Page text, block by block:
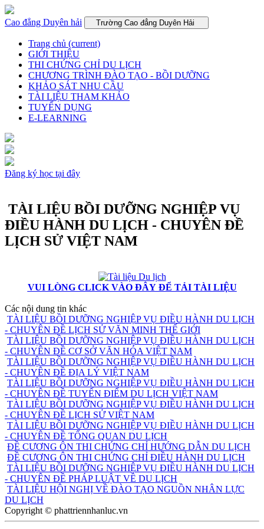
Cao đẳng Duyên hải Trường Cao đẳng Duyên Hải
Trang chủ (current)
GIỚI THIỆU
THI CHỨNG CHỈ DU LỊCH
CHƯƠNG TRÌNH ĐÀO TẠO - BỒI DƯỠNG
KHẢO SÁT NHU CẦU
TÀI LIỆU THAM KHẢO
TUYỂN DỤNG
E-LEARNING
Đăng ký học tại đây
TÀI LIỆU BỒI DƯỠNG NGHIỆP VỤ
ĐIỀU HÀNH DU LỊCH - CHUYÊN ĐỀ
LỊCH SỬ VIỆT NAM
VUI LÒNG CLICK VÀO ĐÂY ĐỂ TẢI TÀI LIỆU
Các nội dung tin khác
TÀI LIỆU BỒI DƯỠNG NGHIỆP VỤ ĐIỀU HÀNH DU LỊCH
- CHUYÊN ĐỀ LỊCH SỬ VĂN MINH THẾ GIỚI
TÀI LIỆU BỒI DƯỠNG NGHIỆP VỤ ĐIỀU HÀNH DU LỊCH
- CHUYÊN ĐỀ CƠ SỞ VĂN HÓA VIỆT NAM
TÀI LIỆU BỒI DƯỠNG NGHIỆP VỤ ĐIỀU HÀNH DU LỊCH
- CHUYÊN ĐỀ ĐỊA LÝ VIỆT NAM
TÀI LIỆU BỒI DƯỠNG NGHIỆP VỤ ĐIỀU HÀNH DU LỊCH
- CHUYÊN ĐỀ TUYẾN ĐIỂM DU LỊCH VIỆT NAM
TÀI LIỆU BỒI DƯỠNG NGHIỆP VỤ ĐIỀU HÀNH DU LỊCH
- CHUYÊN ĐỀ LỊCH SỬ VIỆT NAM
TÀI LIỆU BỒI DƯỠNG NGHIỆP VỤ ĐIỀU HÀNH DU LỊCH
- CHUYÊN ĐỀ TỔNG QUAN DU LỊCH
ĐỀ CƯƠNG ÔN THI CHỨNG CHỈ HƯỚNG DẪN DU LỊCH
ĐỀ CƯƠNG ÔN THI CHỨNG CHỈ ĐIỀU HÀNH DU LỊCH
TÀI LIỆU BỒI DƯỠNG NGHIỆP VỤ ĐIỀU HÀNH DU LỊCH
- CHUYÊN ĐỀ PHÁP LUẬT VỀ DU LỊCH
TÀI LIỆU HỘI NGHỊ VỀ ĐÀO TẠO NGUỒN NHÂN LỰC
DU LỊCH
Copyright © phattriennhanluc.vn